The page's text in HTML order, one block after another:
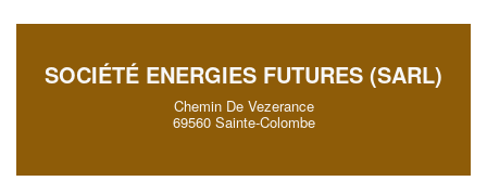
SOCIÉTÉ ENERGIES FUTURES (SARL)
Chemin De Vezerance
69560 Sainte-Colombe